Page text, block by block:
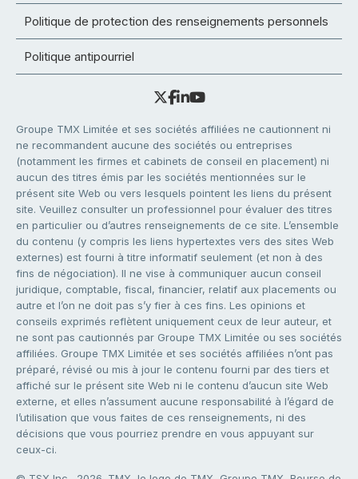
Politique de protection des renseignements personnels
Politique antipourriel
Groupe TMX Limitée et ses sociétés affiliées ne cautionnent ni
ne recommandent aucune des sociétés ou entreprises
(notamment les firmes et cabinets de conseil en placement) ni
aucun des titres émis par les sociétés mentionnées sur le
présent site Web ou vers lesquels pointent les liens du présent
site. Veuillez consulter un professionnel pour évaluer des titres
en particulier ou d’autres renseignements de ce site. L’ensemble
du contenu (y compris les liens hypertextes vers des sites Web
externes) est fourni à titre informatif seulement (et non à des
fins de négociation). Il ne vise à communiquer aucun conseil
juridique, comptable, fiscal, financier, relatif aux placements ou
autre et l’on ne doit pas s’y fier à ces fins. Les opinions et
conseils exprimés reflètent uniquement ceux de leur auteur, et
ne sont pas cautionnés par Groupe TMX Limitée ou ses sociétés
affiliées. Groupe TMX Limitée et ses sociétés affiliées n’ont pas
préparé, révisé ou mis à jour le contenu fourni par des tiers et
affiché sur le présent site Web ni le contenu d’aucun site Web
externe, et elles n’assument aucune responsabilité à l’égard de
l’utilisation que vous faites de ces renseignements, ni des
décisions que vous pourriez prendre en vous appuyant sur
ceux-ci.